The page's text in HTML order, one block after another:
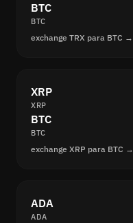
BTC
BTC
exchange TRX para BTC →
XRP
XRP
BTC
BTC
exchange XRP para BTC →
ADA
ADA